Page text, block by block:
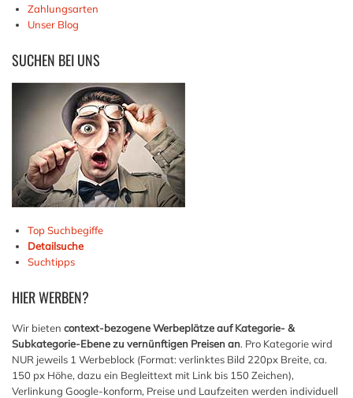
Zahlungsarten
Unser Blog
SUCHEN BEI UNS
Top Suchbegiffe
Detailsuche
Suchtipps
HIERWERBEN?
Wir bieten context-bezogene Werbeplätze auf Kategorie- &
Subkategorie-Ebene zu vernünftigen Preisen an. Pro Kategorie wird
NUR jeweils 1 Werbeblock (Format: verlinktes Bild 220px Breite, ca.
150 px Höhe, dazu ein Begleittext mit Link bis 150 Zeichen),
Verlinkung Google-konform, Preise und Laufzeiten werden individuell